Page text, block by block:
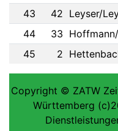
43
42 Leyser/
44
33
45
2
Copyright © ZATW
Württemberg